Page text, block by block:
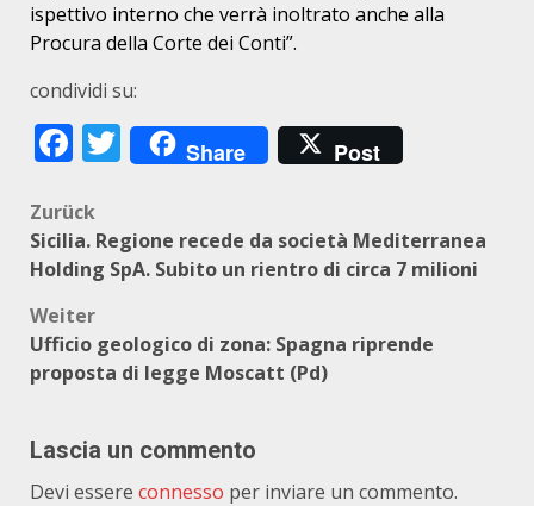
ispettivo interno che verrà inoltrato anche alla
Procura della Corte dei Conti”.
condividi su:
Facebook
Twitter
Share Post
Beitragsnavigation
Zurück
Sicilia. Regione recede da società Mediterranea
Holding SpA. Subito un rientro di circa 7 milioni
Weiter
Ufficio geologico di zona: Spagna riprende
proposta di legge Moscatt (Pd)
Lascia un commento
Devi essere connesso per inviare un commento.